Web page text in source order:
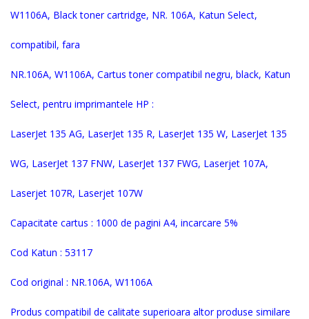
W1106A, Black toner cartridge, NR. 106A, Katun Select,
compatibil, fara
NR.106A, W1106A, Cartus toner compatibil negru, black, Katun
Select, pentru imprimantele HP :
LaserJet 135 AG, LaserJet 135 R, LaserJet 135 W, LaserJet 135
WG, LaserJet 137 FNW, LaserJet 137 FWG, Laserjet 107A,
Laserjet 107R, Laserjet 107W
Capacitate cartus : 1000 de pagini A4, incarcare 5%
Cod Katun : 53117
Cod original : NR.106A, W1106A
Produs compatibil de calitate superioara altor produse similare